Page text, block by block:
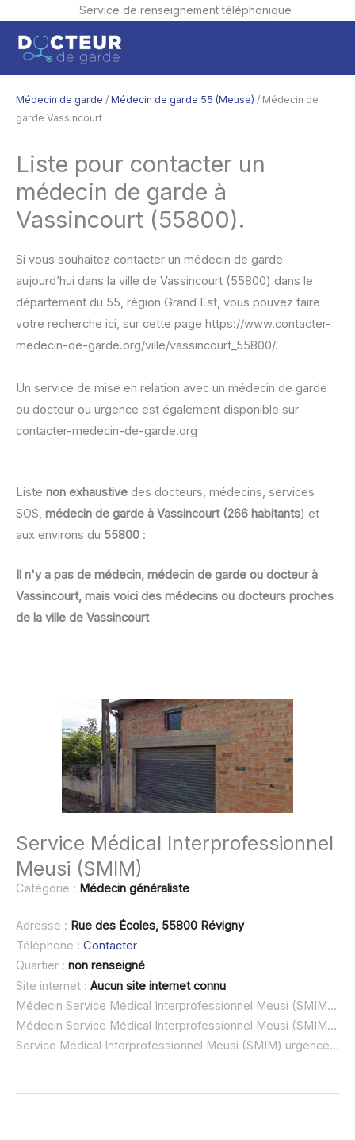
Service de renseignement téléphonique
contenu
Médecin de garde / Médecin de garde 55 (Meuse) / Médecin de
garde Vassincourt
Liste pour contacter un
médecin de garde à
Vassincourt (55800).
Si vous souhaitez contacter un médecin de garde
aujourd’hui dans la ville de Vassincourt (55800) dans le
département du 55, région Grand Est, vous pouvez faire
votre recherche ici, sur cette page https://www.contacter-
medecin-de-garde.org/ville/vassincourt_55800/.
Un service de mise en relation avec un médecin de garde
ou docteur ou urgence est également disponible sur
contacter-medecin-de-garde.org
Liste non exhaustive des docteurs, médecins, services
SOS, médecin de garde à Vassincourt (266 habitants) et
aux environs du 55800 :
Il n'y a pas de médecin, médecin de garde ou docteur à
Vassincourt, mais voici des médecins ou docteurs proches
de la ville de Vassincourt
Service Médical Interprofessionnel
Meusi (SMIM)
Catégorie : Médecin généraliste
Adresse : Rue des Écoles, 55800 Révigny
Téléphone : Contacter
Quartier : non renseigné
Site internet : Aucun site internet connu
Médecin Service Médical Interprofessionnel Meusi (SMIM) à domicile :
Médecin Service Médical Interprofessionnel Meusi (SMIM) ouvert dimanche :
Service Médical Interprofessionnel Meusi (SMIM) urgence à domicile ou SOS médecin :